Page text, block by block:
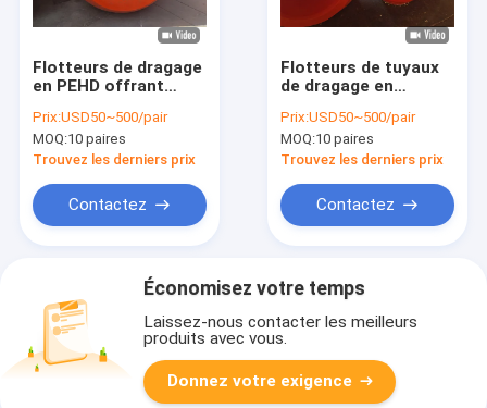
Flotteurs de dragage
en PEHD offrant
support pour les
tuyaux de
refoulement et les
diverses conditions
environnementales
Prix:USD50~500/pair
MOQ:10 paires
Trouvez les derniers prix
Contactez
Flotteurs de tuyaux
de dragage en
résistance et léger
avec une excellente
résistance à l'usure
facile pour les
opérations de
Prix:USD50~500/pair
MOQ:10 paires
Trouvez les derniers prix
Contactez
Économisez votre temps
Laissez-nous contacter les meilleurs
produits avec vous.
Donnez votre exigence